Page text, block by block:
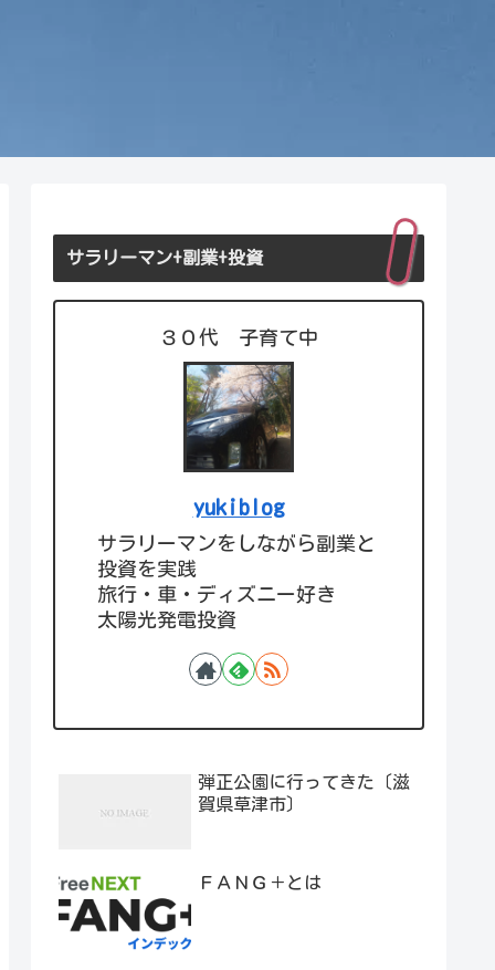
サラリーマン+副業+投資
３０代 子育て中
yukiblog
サラリーマンをしながら副業と
投資を実践
旅行・車・ディズニー好き
太陽光発電投資
弾正公園に行ってきた〔滋
賀県草津市〕
ＦＡＮＧ＋とは